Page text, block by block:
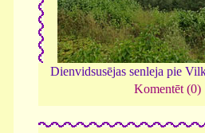
Dienvidsusējas senleja pie
Komentēt (0)